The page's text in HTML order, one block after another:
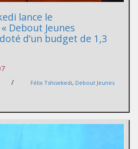
lance le
Debout Jeunes
d’un budget de 1,3
/ Félix Tshisekedi, Debout Jeunes